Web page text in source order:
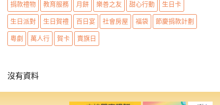
捐款禮物 教育服務 月餅 樂善之友 甜心行動 生日卡
生日派對 生日賀禮 百日宴 社會房屋 福袋 節慶捐款計劃
粵劇 萬人行 賀卡 賣旗日
沒有資料